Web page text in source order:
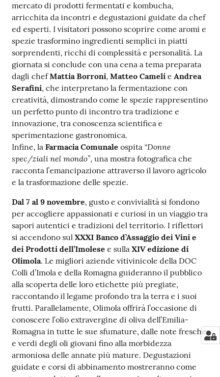
mercato di prodotti fermentati e kombucha,
arricchita da incontri e degustazioni guidate da chef
ed esperti. I visitatori possono scoprire come aromi e
spezie trasformino ingredienti semplici in piatti
sorprendenti, ricchi di complessità e personalità. La
giornata si conclude con una cena a tema preparata
dagli chefMattia Borroni, Matteo Cameli e Andrea
Serafini, che interpretano la fermentazione con
creatività, dimostrando come le spezie rappresentino
un perfetto punto di incontro tra tradizione e
innovazione, tra conoscenza scientifica e
sperimentazione gastronomica.
Infine, la Farmacia Comunale ospita “Donne
spec/ziali nel mondo”, una mostra fotografica che
racconta l’emancipazione attraverso il lavoro agricolo
e la trasformazione delle spezie.
Dal 7 al 9 novembre, gusto e convivialità si fondono
per accogliere appassionati e curiosi in un viaggio tra
sapori autentici e tradizioni del territorio. I riflettori
si accendono sul XXXI Banco d’Assaggio dei Vini e
dei Prodotti dell’Imolese e sulla XIV edizione di
Olimola. Le migliori aziende vitivinicole della DOC
Colli d’Imola e della Romagna guideranno il pubblico
alla scoperta delle loro etichette più pregiate,
raccontando il legame profondo tra la terra e i suoi
frutti. Parallelamente, Olimola offrirà l’occasione di
conoscere l’olio extravergine di oliva dell’Emilia-
Romagna in tutte le sue sfumature, dalle note fresche
e verdi degli oli giovani fino alla morbidezza
armoniosa delle annate più mature. Degustazioni
guidate e corsi di abbinamento mostreranno come